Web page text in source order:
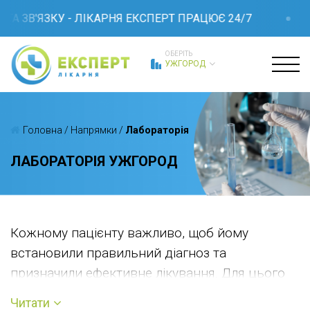
- ЛІКАРНЯ ЕКСПЕРТ ПРАЦЮЄ 24/7
ОБЕРІТЬ
УЖГОРОД
Головна / Напрямки / Лабораторія
ЛАБОРАТОРІЯ УЖГОРОД
Кожному пацієнту важливо, щоб йому
встановили правильний діагноз та
призначили ефективне лікування. Для цього
Читати